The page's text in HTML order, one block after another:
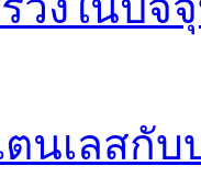
นเลสกั